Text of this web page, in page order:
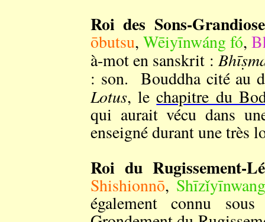
Roi des Sons-
ōbutsu,Wēiyīnwáng fó,
à-mot en sanskrit :
: son. Bouddha cité au
Lotus, lechapitre du
qui aurait vécu dans
enseigné durant une très
Roi du Rugissement-
Shishionnō, Shīzǐyīnwang
également connu